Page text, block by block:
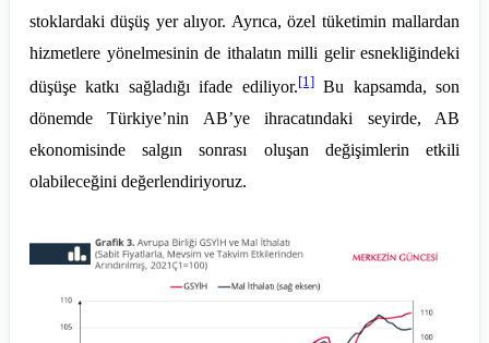
stoklardaki düşüş yer alıyor. Ayrıca, özel tüketimin mallardan
hizmetlere yönelmesinin de ithalatın milli gelir esnekliğindeki
düşüşe katkı sağladığı ifade ediliyor.[1]Bu kapsamda, son
dönemde Türkiye’nin AB’ye ihracatındaki seyirde, AB
ekonomisinde salgın sonrası oluşan değişimlerin etkili
olabileceğini değerlendiriyoruz.